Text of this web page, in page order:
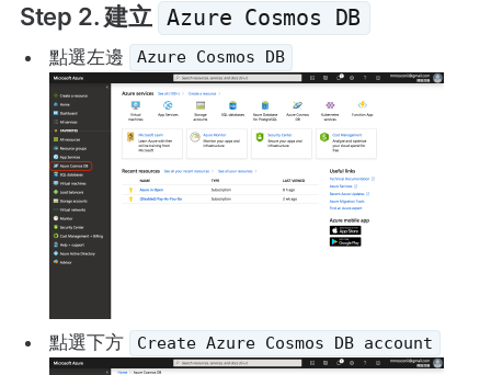
Step 2. 建立 Azure Cosmos DB
點選左邊 Azure Cosmos DB
點選下方 Create Azure Cosmos DB account